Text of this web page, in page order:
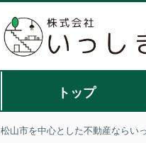
トップ
松山市を中心とした不動産ならい